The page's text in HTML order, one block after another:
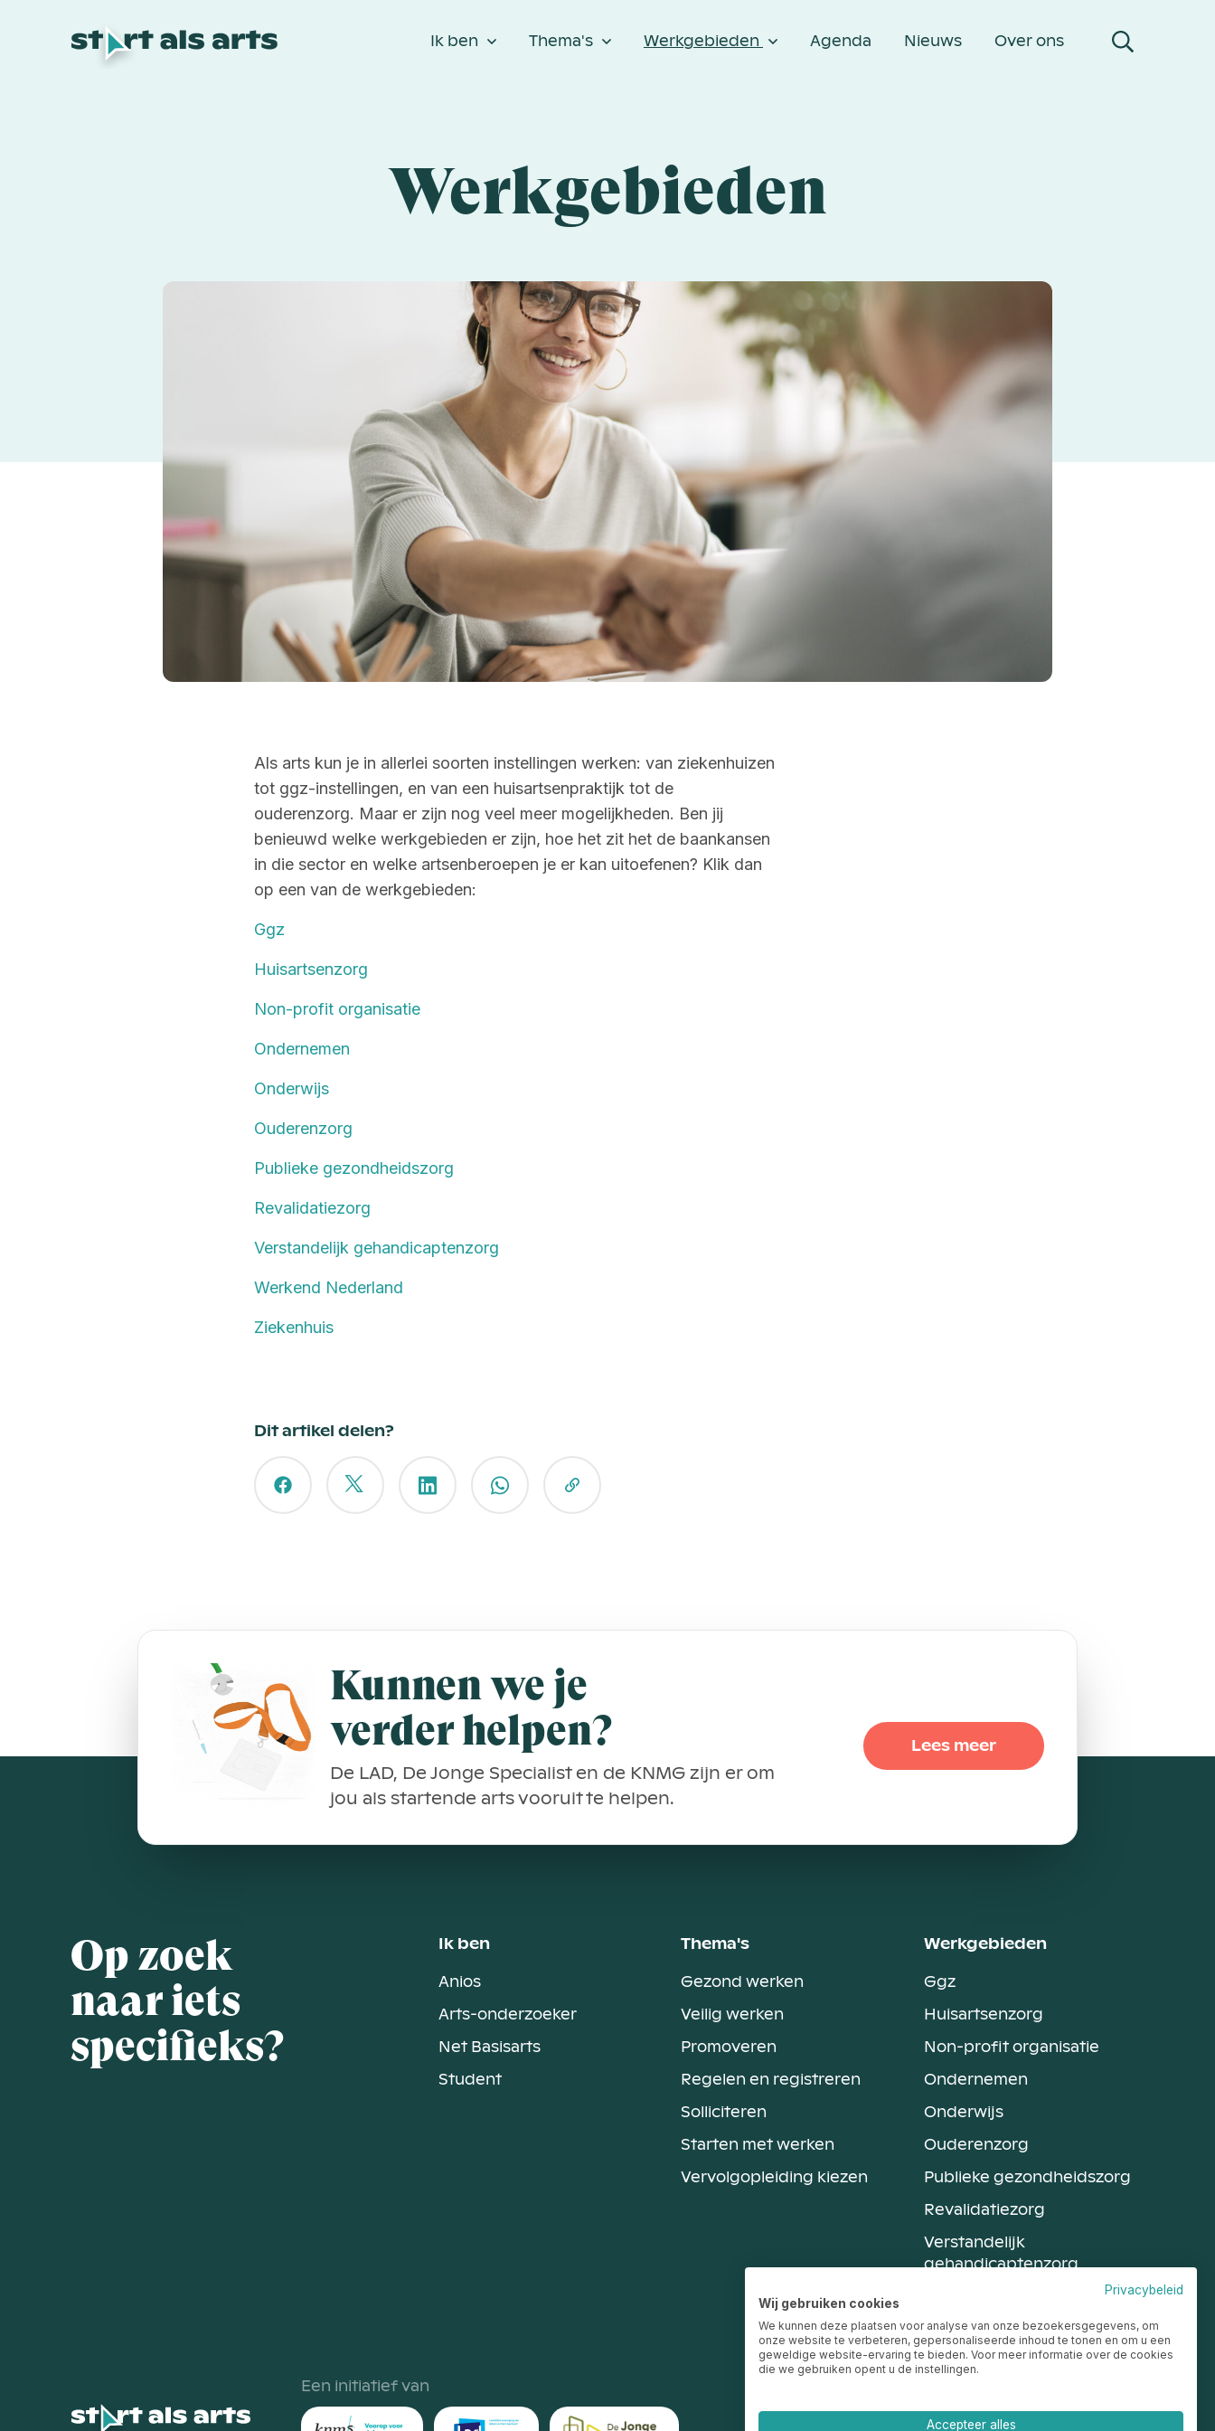
Ik ben Thema's Werkgebieden Agenda Nieuws Over ons
Werkgebieden
Als arts kun je in allerlei soorten instellingen werken: van ziekenhuizen
tot ggz-instellingen, en van een huisartsenpraktijk tot de
ouderenzorg. Maar er zijn nog veel meer mogelijkheden. Ben jij
benieuwd welke werkgebieden er zijn, hoe het zit het de baankansen
in die sector en welke artsenberoepen je er kan uitoefenen? Klik dan
op een van de werkgebieden:
Ggz
Huisartsenzorg
Non-profit organisatie
Ondernemen
Onderwijs
Ouderenzorg
Publieke gezondheidszorg
Revalidatiezorg
Verstandelijk gehandicaptenzorg
Werkend Nederland
Ziekenhuis
Dit artikel delen?
Kunnen we je
verder helpen?
De LAD, De Jonge Specialist en de KNMG zijn er om
jou als startende arts vooruit te helpen.
Lees meer
Op zoek
naar iets
specifieks?
Ik ben
Anios
Arts-onderzoeker
Net Basisarts
Student
Thema's
Gezond werken
Veilig werken
Promoveren
Regelen en registreren
Solliciteren
Starten met werken
Vervolgopleiding kiezen
Werkgebieden
Ggz
Huisartsenzorg
Non-profit organisatie
Ondernemen
Onderwijs
Ouderenzorg
Publieke gezondheidszorg
Revalidatiezorg
Verstandelijk
gehandicaptenzorg
Ziekenhuis
Een initiatief van
Disclaimer Privacybeleid en cookies
Privacybeleid
Wij gebruiken cookies
We kunnen deze plaatsen voor analyse van onze bezoekersgegevens, om
onze website te verbeteren, gepersonaliseerde inhoud te tonen en om u een
geweldige website-ervaring te bieden. Voor meer informatie over de cookies
die we gebruiken opent u de instellingen.
Accepteer alles